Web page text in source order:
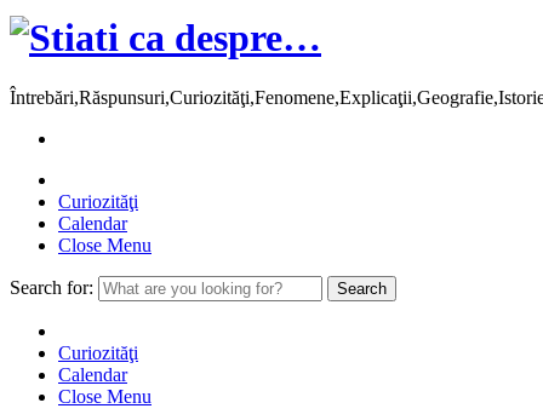
Curiozităţi
Calendar
Close Menu
Search for:
Curiozităţi
Calendar
Close Menu